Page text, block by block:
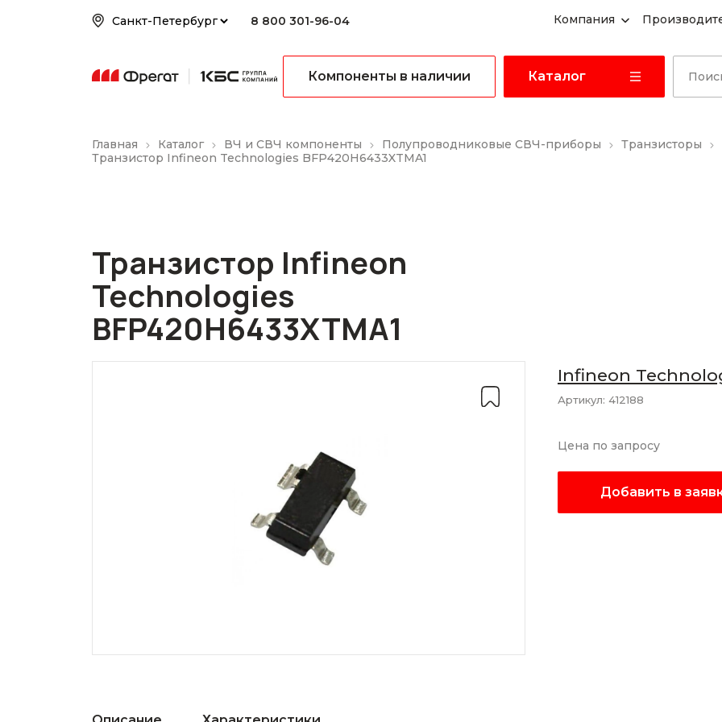
8 800 301-96-04 Компания
Компоненты в наличии Каталог
Главная Каталог ВЧ и СВЧ компоненты Полупроводниковые СВЧ-приборы
Транзисторы
Транзистор Infineon Technologies BFP420H6433XTMA1
Транзистор Infineon
Technologies
BFP420H6433XTMA1
Infineon
Артикул: 412188
Цена по запросу
Добавить в